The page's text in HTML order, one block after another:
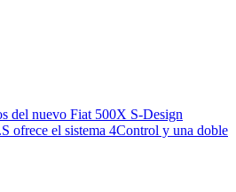
del nuevo Fiat 500X S-Design
ofrece el sistema 4Control y una doble